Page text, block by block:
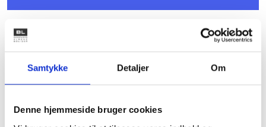
Samtykke Detaljer Om
Denne hjemmeside bruger cookies
16. NOVEMBER 2026
BL’s centrale kursus- og konferenceudvalg
Børkop